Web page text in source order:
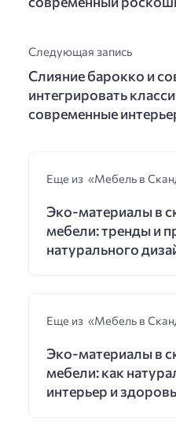
Следующая запись
Слияние барокко и
интегрировать
современные
Еще из «Мебель в
Эко-материалы в
мебели: тренды и
натурального
Еще из «Мебель в
Эко-материалы в
мебели: как
интерьер и